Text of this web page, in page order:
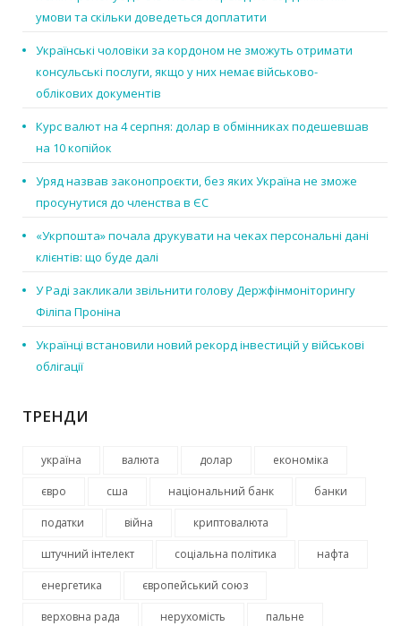
умови та скільки доведеться доплатити
Українські чоловіки за кордоном не зможуть отримати
консульські послуги, якщо у них немає військово-
облікових документів
Курс валют на 4 серпня: долар в обмінниках подешевшав
на 10 копійок
Уряд назвав законопроєкти, без яких Україна не зможе
просунутися до членства в ЄС
«Укрпошта» почала друкувати на чеках персональні дані
клієнтів: що буде далі
У Раді закликали звільнити голову Держфінмоніторингу
Філіпа Проніна
Українці встановили новий рекорд інвестицій у військові
облігації
ТРЕНДИ
україна валюта долар економіка
євро сша національний банк банки
податки війна криптовалюта
штучний інтелект соціальна політика нафта
енергетика європейський союз
верховна рада нерухомість пальне